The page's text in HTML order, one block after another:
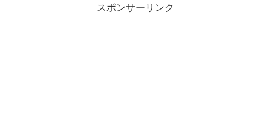
スポンサーリンク